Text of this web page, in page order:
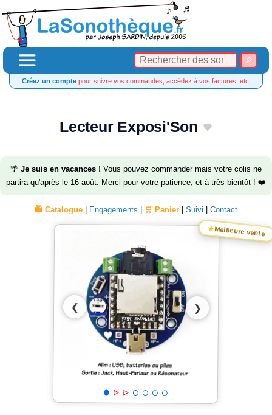
Créez un comptepour suivre vos commandes, accédez à vos factures, etc.
Lecteur Exposi'Son
🌴 Je suis en vacances ! Vous pouvez commander mais votre colis ne
partira qu'après le 16 août. Merci pour votre patience, et à très bientôt ! ❤️
🛍️ Catalogue Engagements 🛒 Panier Suivi Contact
★Meilleure vente
❮ ❯